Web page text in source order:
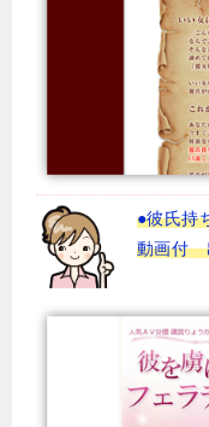
●彼氏持
動画付